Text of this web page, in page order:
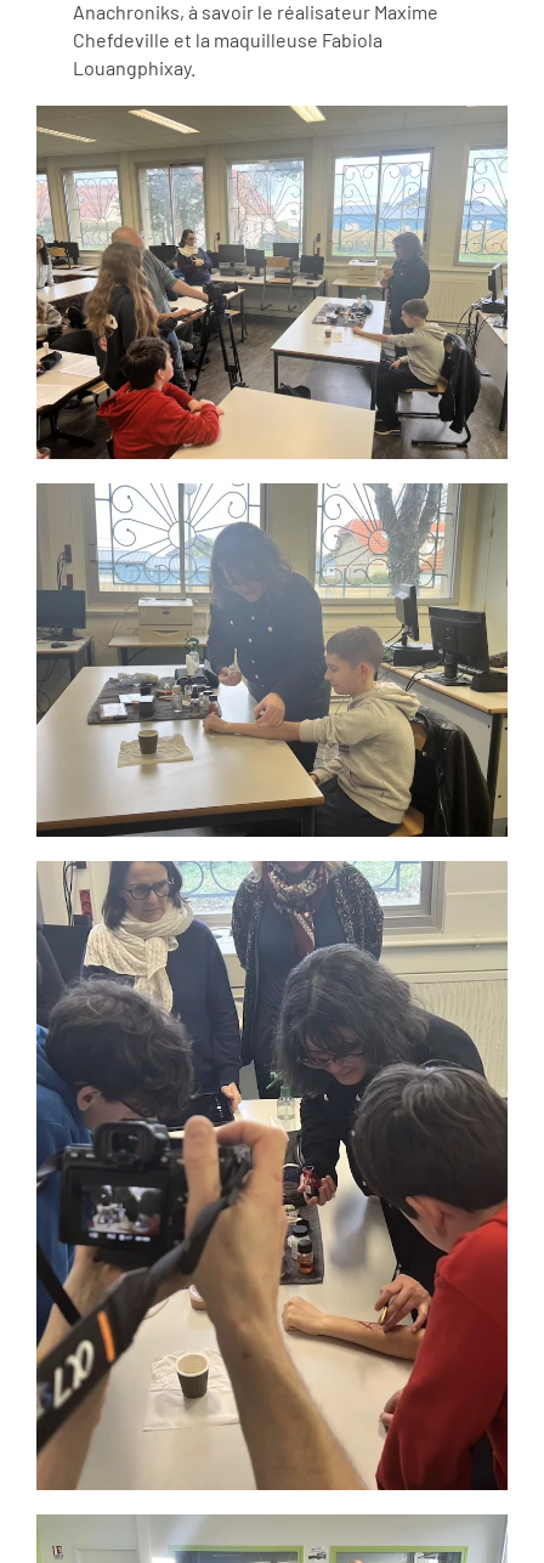
Anachroniks, à savoir le réalisateur Maxime
Chefdeville et la maquilleuse Fabiola
Louangphixay.